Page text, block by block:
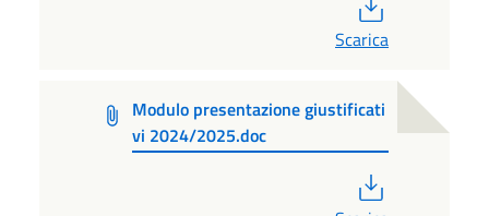
Scarica
Modulo presentazione giustificati
vi 2024/2025.doc